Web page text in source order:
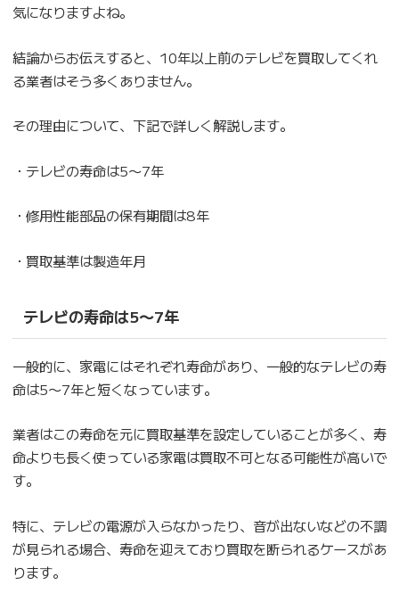
気になりますよね。
結論からお伝えすると、10年以上前のテレビを買取してくれ
る業者はそう多くありません。
その理由について、下記で詳しく解説します。
・テレビの寿命は5〜7年
・修用性能部品の保有期間は8年
・買取基準は製造年月
テレビの寿命は5〜7年
一般的に、家電にはそれぞれ寿命があり、一般的なテレビの寿
命は5〜7年と短くなっています。
業者はこの寿命を元に買取基準を設定していることが多く、寿
命よりも長く使っている家電は買取不可となる可能性が高いで
す。
特に、テレビの電源が入らなかったり、音が出ないなどの不調
が見られる場合、寿命を迎えており買取を断られるケースがあ
ります。